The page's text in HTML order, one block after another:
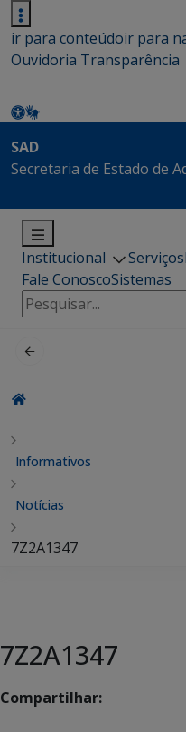
ir para conteúdoir para
Ouvidoria Transparência
SAD
Secretaria de Estado de
Institucional Serviços
Fale ConoscoSistemas
Pesquisar
por:
Informativos
Notícias
7Z2A1347
7Z2A1347
Compartilhar: